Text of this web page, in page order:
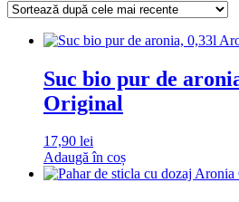
cele
recente
Suc bio pur de
Original
17,90 lei
Adaugă în coș